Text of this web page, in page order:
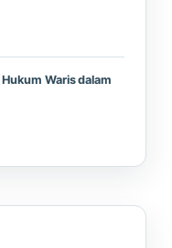
Waris dalam